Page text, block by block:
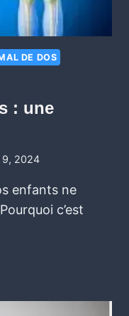
DE DOS
: une
9, 2024
enfants ne
c’est